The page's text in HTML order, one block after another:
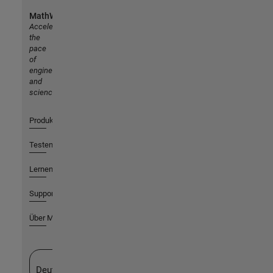
MathWorks
Accelerating
the
pace
of
engineering
and
science
Produkte
Testen oder Kaufen
Lernen
Support
Über MathWorks
Deutschland